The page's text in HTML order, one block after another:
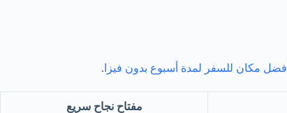
أفضل مكان للسفر لمدة أسبوع بدون فيزا .
مفتاح نجاح سريع